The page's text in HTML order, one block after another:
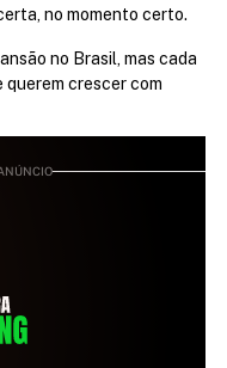
no momento certo.
no Brasil, mas cada
querem crescer com